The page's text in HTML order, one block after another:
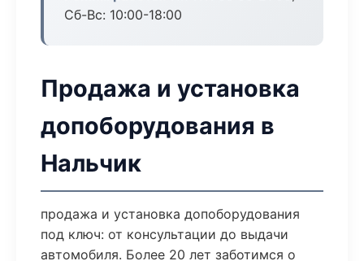
Сб-Вс: 10:00-18:00
Продажа и установка
допоборудования в
Нальчик
продажа и установка допоборудования
под ключ: от консультации до выдачи
автомобиля. Более 20 лет заботимся о